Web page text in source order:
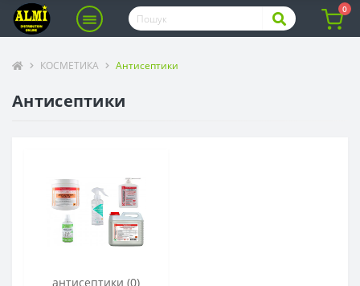
0
КОСМЕТИКА Антисептики
Антисептики
антисептики (0)